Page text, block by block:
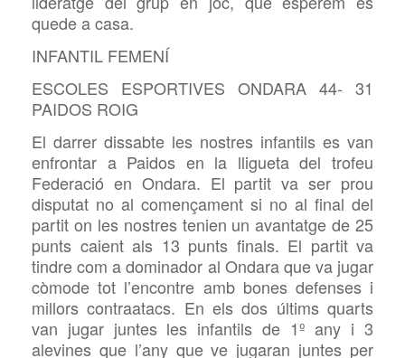
quede a casa.
INFANTIL FEMENÍ
ESCOLES ESPORTIVES ONDARA 44- 31
PAIDOS ROIG
El darrer dissabte les nostres infantils es van
enfrontar a Paidos en la lligueta del trofeu
Federació en Ondara. El partit va ser prou
disputat no al començament si no al final del
partit on les nostres tenien un avantatge de 25
punts caient als 13 punts finals. El partit va
tindre com a dominador al Ondara que va jugar
còmode tot l’encontre amb bones defenses i
millors contraatacs. En els dos últims quarts
van jugar juntes les infantils de 1º any i 3
alevines que l’any que ve jugaran juntes per